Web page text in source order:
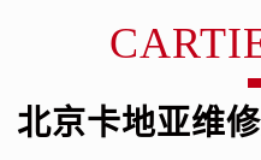
北京卡地亚维